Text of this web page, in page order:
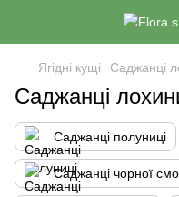
Ягідні кущі Саджанці
Саджанці
Саджанці полуниці
Саджанці чорної